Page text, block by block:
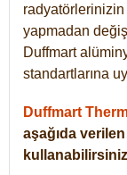
radyatörlerinizin
yapmadan
Duffmart
standartlarına
Duffmart
aşağıda